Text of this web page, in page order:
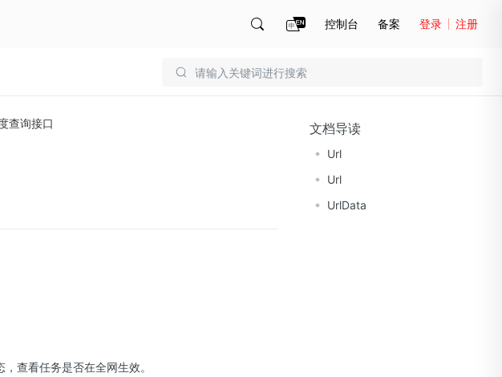
控制台 备案 登录 注册
查询接口
查看任务是否在全网生效。
文档导读
Url
Url
UrlData